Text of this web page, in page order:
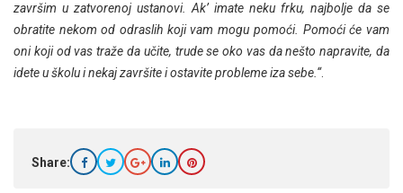
završim u zatvorenoj ustanovi. Ak’ imate neku frku, najbolje da se
obratite nekom od odraslih koji vam mogu pomoći. Pomoći će vam
oni koji od vas traže da učite, trude se oko vas da nešto napravite, da
idete u školu i nekaj završite i ostavite probleme iza sebe.“.
Share: